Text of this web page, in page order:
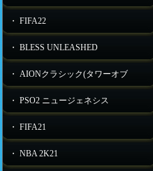
・ FIFA22
・ BLESS UNLEASHED
・ AIONクラシック(タワーオブ
・ PSO2 ニュージェネシス
・ FIFA21
・ NBA 2K21